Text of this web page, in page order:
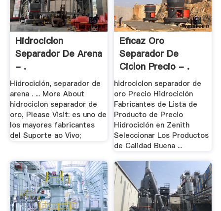
Hidrociclon
Separador De Arena
- .
Hidrociclón, separador de
arena . ... More About
hidrociclon separador de
oro, Please Visit: es uno de
los mayores fabricantes
del Suporte ao Vivo;
Eficaz Oro
Separador De
Ciclon Precio - .
hidrociclon separador de
oro Precio Hidrociclón
Fabricantes de Lista de
Producto de Precio
Hidrociclón en Zenith
Seleccionar Los Productos
de Calidad Buena ...